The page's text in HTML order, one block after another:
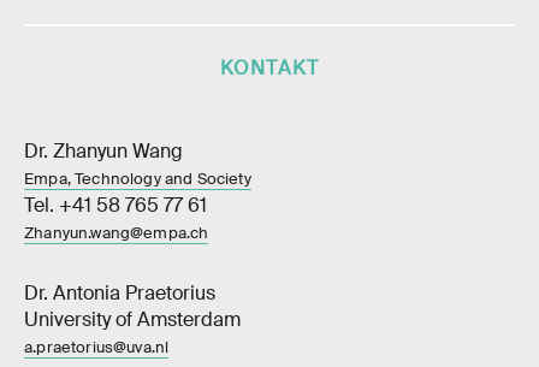
KONTAKT
Dr. Zhanyun Wang
Empa, Technology and Society
Tel. +41 58 765 77 61
Zhanyun.wang@empa.ch
Dr. Antonia Praetorius
University of Amsterdam
a.praetorius@uva.nl